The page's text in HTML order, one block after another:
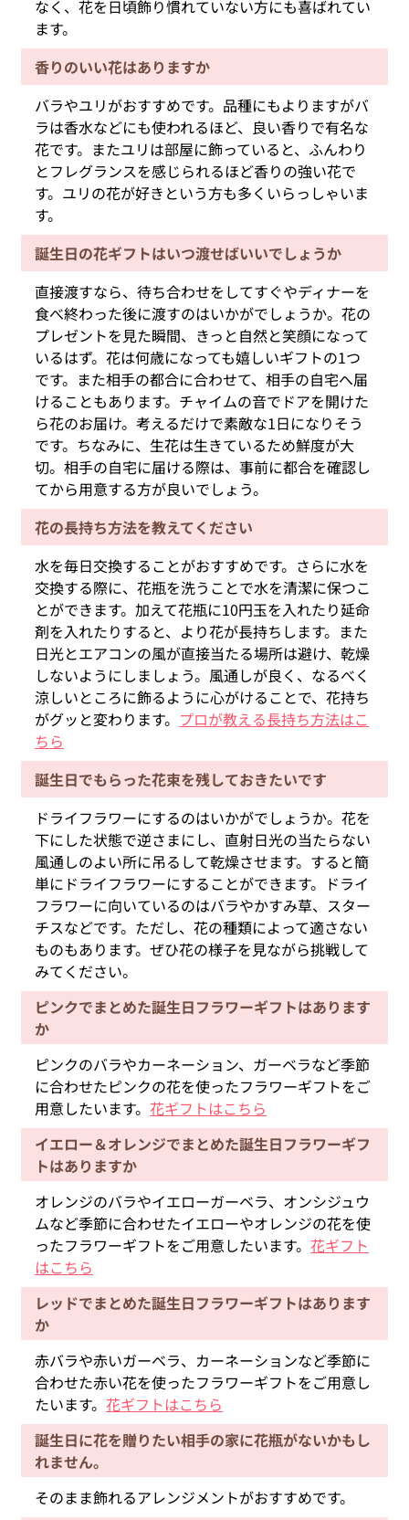
なく、花を日頃飾り慣れていない方にも喜ばれてい
ます。
香りのいい花はありますか
バラやユリがおすすめです。品種にもよりますがバ
ラは香水などにも使われるほど、良い香りで有名な
花です。またユリは部屋に飾っていると、ふんわり
とフレグランスを感じられるほど香りの強い花で
す。ユリの花が好きという方も多くいらっしゃいま
す。
誕生日の花ギフトはいつ渡せばいいでしょうか
直接渡すなら、待ち合わせをしてすぐやディナーを
食べ終わった後に渡すのはいかがでしょうか。花の
プレゼントを見た瞬間、きっと自然と笑顔になって
いるはず。花は何歳になっても嬉しいギフトの1つ
です。また相手の都合に合わせて、相手の自宅へ届
けることもあります。チャイムの音でドアを開けた
ら花のお届け。考えるだけで素敵な1日になりそう
です。ちなみに、生花は生きているため鮮度が大
切。相手の自宅に届ける際は、事前に都合を確認し
てから用意する方が良いでしょう。
花の長持ち方法を教えてください
水を毎日交換することがおすすめです。さらに水を
交換する際に、花瓶を洗うことで水を清潔に保つこ
とができます。加えて花瓶に10円玉を入れたり延命
剤を入れたりすると、より花が長持ちします。また
日光とエアコンの風が直接当たる場所は避け、乾燥
しないようにしましょう。風通しが良く、なるべく
涼しいところに飾るように心がけることで、花持ち
がグッと変わります。 プロが教える長持ち方法はこ
ちら
誕生日でもらった花束を残しておきたいです
ドライフラワーにするのはいかがでしょうか。花を
下にした状態で逆さまにし、直射日光の当たらない
風通しのよい所に吊るして乾燥させます。すると簡
単にドライフラワーにすることができます。ドライ
フラワーに向いているのはバラやかすみ草、スター
チスなどです。ただし、花の種類によって適さない
ものもあります。ぜひ花の様子を見ながら挑戦して
みてください。
ピンクでまとめた誕生日フラワーギフトはあります
か
ピンクのバラやカーネーション、ガーベラなど季節
に合わせたピンクの花を使ったフラワーギフトをご
用意したいます。花ギフトはこちら
イエロー＆オレンジでまとめた誕生日フラワーギフ
トはありますか
オレンジのバラやイエローガーベラ、オンシジュウ
ムなど季節に合わせたイエローやオレンジの花を使
ったフラワーギフトをご用意したいます。花ギフト
はこちら
レッドでまとめた誕生日フラワーギフトはあります
か
赤バラや赤いガーベラ、カーネーションなど季節に
合わせた赤い花を使ったフラワーギフトをご用意し
たいます。花ギフトはこちら
誕生日に花を贈りたい相手の家に花瓶がないかもし
れません。
そのまま飾れるアレンジメントがおすすめです。